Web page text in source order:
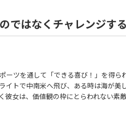
ではなくチャレンジする
ーツを通して「できる喜び！」を得ら
イトで中南米へ飛び、ある時は海が美
女は、価値観の枠にとらわれない素